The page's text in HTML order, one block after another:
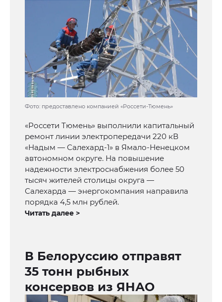
Фото: предоставлено компанией «Россети-Тюмень»
«Россети Тюмень» выполнили капитальный
ремонт линии электропередачи 220 кВ
«Надым — Салехард-1» в Ямало-Ненецком
автономном округе. На повышение
надежности электроснабжения более 50
тысяч жителей столицы округа —
Салехарда — энергокомпания направила
порядка 4,5 млн рублей.
Читать далее >
В Белоруссию отправят
35 тонн рыбных
консервов из ЯНАО